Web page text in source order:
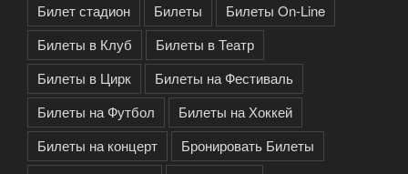
Билет стадион
Билеты
Билеты On-Line
Билеты в Клуб
Билеты в Театр
Билеты в Цирк
Билеты на Фестиваль
Билеты на Футбол
Билеты на Хоккей
Билеты на концерт
Бронировать Билеты